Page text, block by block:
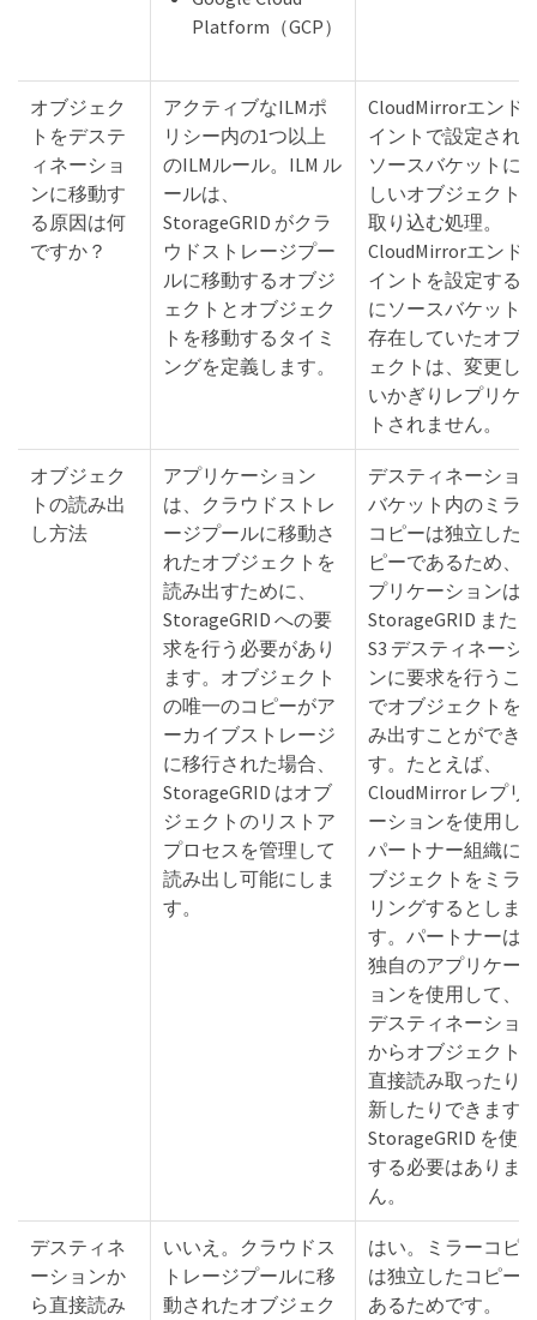
Platform（GCP）
オブジェク
トをデステ
ィネーショ
ンに移動す
る原因は何
ですか？
アクティブなILMポ
リシー内の1つ以上
のILMルール。ILM ル
ールは、
StorageGRID がクラ
ウドストレージプー
ルに移動するオブジ
ェクトとオブジェク
トを移動するタイミ
ングを定義します。
CloudMirrorエンド
イントで設定され
ソースバケットに
しいオブジェクト
取り込む処理。
CloudMirrorエンド
イントを設定する
にソースバケット
存在していたオブ
ェクトは、変更し
いかぎりレプリケ
トされません。
オブジェク
トの読み出
し方法
アプリケーション
は、クラウドストレ
ージプールに移動さ
れたオブジェクトを
読み出すために、
StorageGRID への要
求を行う必要があり
ます。オブジェクト
の唯一のコピーがア
ーカイブストレージ
に移行された場合、
StorageGRID はオブ
ジェクトのリストア
プロセスを管理して
読み出し可能にしま
す。
デスティネーショ
バケット内のミラ
コピーは独立した
ピーであるため、
プリケーションは
StorageGRID または
S3 デスティネーシ
ンに要求を行うこ
でオブジェクトを
み出すことができ
す。たとえば、
CloudMirror レプリ
ーションを使用し
パートナー組織に
ブジェクトをミラ
リングするとしま
す。パートナーは
独自のアプリケー
ョンを使用して、
デスティネーショ
からオブジェクト
直接読み取ったり
新したりできます
StorageGRID を使用
する必要はありま
ん。
デスティネ
ーションか
ら直接読み
いいえ。クラウドス
トレージプールに移
動されたオブジェク
はい。ミラーコピ
は独立したコピー
あるためです。